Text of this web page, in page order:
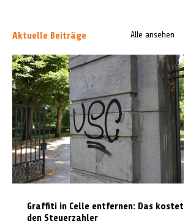
Aktuelle Beiträge Alle ansehen
Graffiti in Celle entfernen: Das kostet es
den Steuerzahler